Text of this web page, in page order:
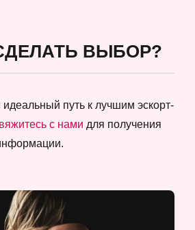
ВЫБОР?
путь к лучшим эскорт-
с нами для получения